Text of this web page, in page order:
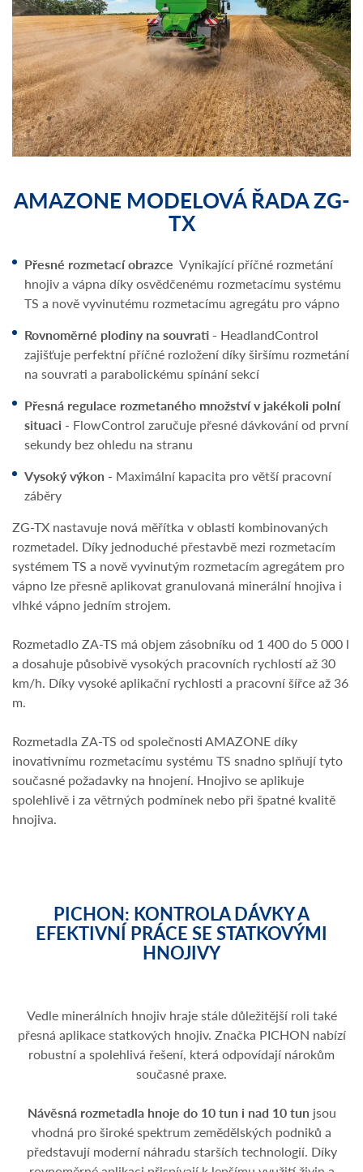
AMAZONE MODELOVÁ ŘADA ZG-
TX
Přesné rozmetací obrazce Vynikající příčné rozmetání
hnojiv a vápna díky osvědčenému rozmetacímu systému
TS a nově vyvinutému rozmetacímu agregátu pro vápno
Rovnoměrné plodiny na souvrati - HeadlandControl
zajišťuje perfektní příčné rozložení díky širšímu rozmetání
na souvrati a parabolickému spínání sekcí
Přesná regulace rozmetaného množství v jakékoli polní
situaci - FlowControl zaručuje přesné dávkování od první
sekundy bez ohledu na stranu
Vysoký výkon - Maximální kapacita pro větší pracovní
záběry
ZG-TX nastavuje nová měřítka v oblasti kombinovaných
rozmetadel. Díky jednoduché přestavbě mezi rozmetacím
systémem TS a nově vyvinutým rozmetacím agregátem pro
vápno lze přesně aplikovat granulovaná minerální hnojiva i
vlhké vápno jedním strojem.
Rozmetadlo ZA-TS má objem zásobníku od 1 400 do 5 000 l
a dosahuje působivě vysokých pracovních rychlostí až 30
km/h. Díky vysoké aplikační rychlosti a pracovní šířce až 36
m.
Rozmetadla ZA-TS od společnosti AMAZONE díky
inovativnímu rozmetacímu systému TS snadno splňují tyto
současné požadavky na hnojení. Hnojivo se aplikuje
spolehlivě i za větrných podmínek nebo při špatné kvalitě
hnojiva.
PICHON: KONTROLA DÁVKY A
EFEKTIVNÍ PRÁCE SE STATKOVÝMI
HNOJIVY
Vedle minerálních hnojiv hraje stále důležitější roli také
přesná aplikace statkových hnojiv. Značka PICHON nabízí
robustní a spolehlivá řešení, která odpovídají nárokům
současné praxe.
Návěsná rozmetadla hnoje do 10 tun i nad 10 tun jsou
vhodná pro široké spektrum zemědělských podniků a
představují moderní náhradu starších technologií. Díky